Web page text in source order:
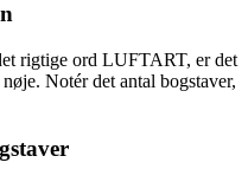
rigtige ord LUFTART, er det
Notér det antal bogstaver,